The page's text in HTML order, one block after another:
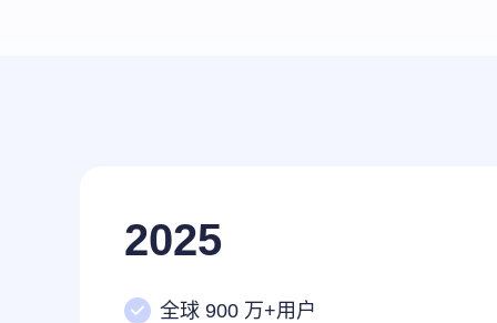
2025
全球 900 万+用户